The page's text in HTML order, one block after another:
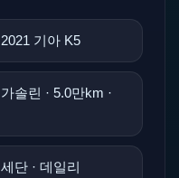
2021 기아 K5
가솔린 · 5.0만km ·
세단 · 데일리